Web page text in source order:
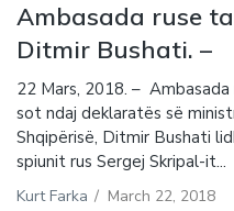
Ambasada ruse
Ditmir Bushati. –
22 Mars, 2018. –
sot ndaj deklaratës së
Shqipërisë, Ditmir Bushati
spiunit rus Sergej Skripal-it...
Kurt Farka / March 22, 2018